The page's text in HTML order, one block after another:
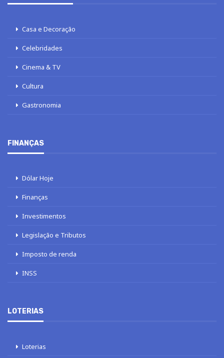
Casa e Decoração
Celebridades
Cinema & TV
Cultura
Gastronomia
FINANÇAS
Dólar Hoje
Finanças
Investimentos
Legislação e Tributos
Imposto de renda
INSS
LOTERIAS
Loterias